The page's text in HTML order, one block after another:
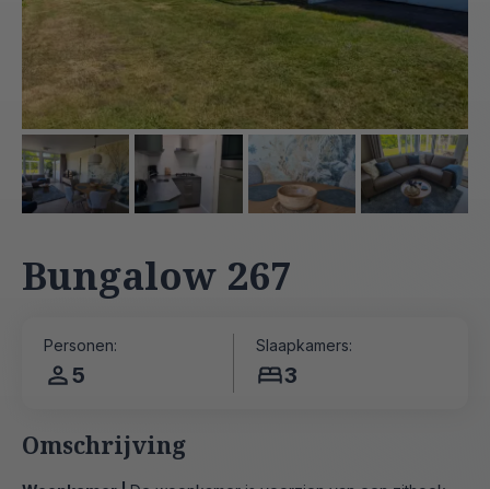
Bungalow 267
Personen:
5
Slaapkamers:
3
Omschrijving